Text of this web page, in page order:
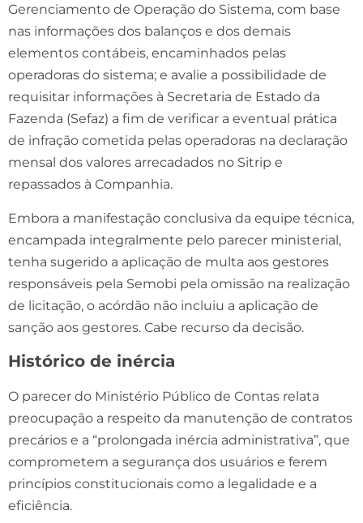
Gerenciamento de Operação do Sistema, com base
nas informações dos balanços e dos demais
elementos contábeis, encaminhados pelas
operadoras do sistema; e avalie a possibilidade de
requisitar informações à Secretaria de Estado da
Fazenda (Sefaz) a fim de verificar a eventual prática
de infração cometida pelas operadoras na declaração
mensal dos valores arrecadados no Sitrip e
repassados à Companhia.
Embora a manifestação conclusiva da equipe técnica,
encampada integralmente pelo parecer ministerial,
tenha sugerido a aplicação de multa aos gestores
responsáveis pela Semobi pela omissão na realização
de licitação, o acórdão não incluiu a aplicação de
sanção aos gestores. Cabe recurso da decisão.
Histórico de inércia
O parecer do Ministério Público de Contas relata
preocupação a respeito da manutenção de contratos
precários e a “prolongada inércia administrativa”, que
comprometem a segurança dos usuários e ferem
princípios constitucionais como a legalidade e a
eficiência.